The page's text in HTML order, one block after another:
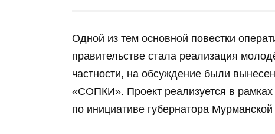
Одной из тем основной повестки
правительстве стала реализация
частности, на обсуждение были
«СОПКИ». Проект реализуется в
по инициативе губернатора